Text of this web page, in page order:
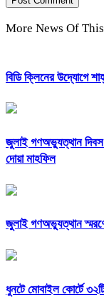
More News Of
বিডি ক্লিনের উদ্যোগে
জুলাই গণঅভ্যুত্থান দিবস
দোয়া মাহফিল
জুলাই গণঅভ্যুত্থান স্মরণে
ধুনটে মোবাইল কোর্টে